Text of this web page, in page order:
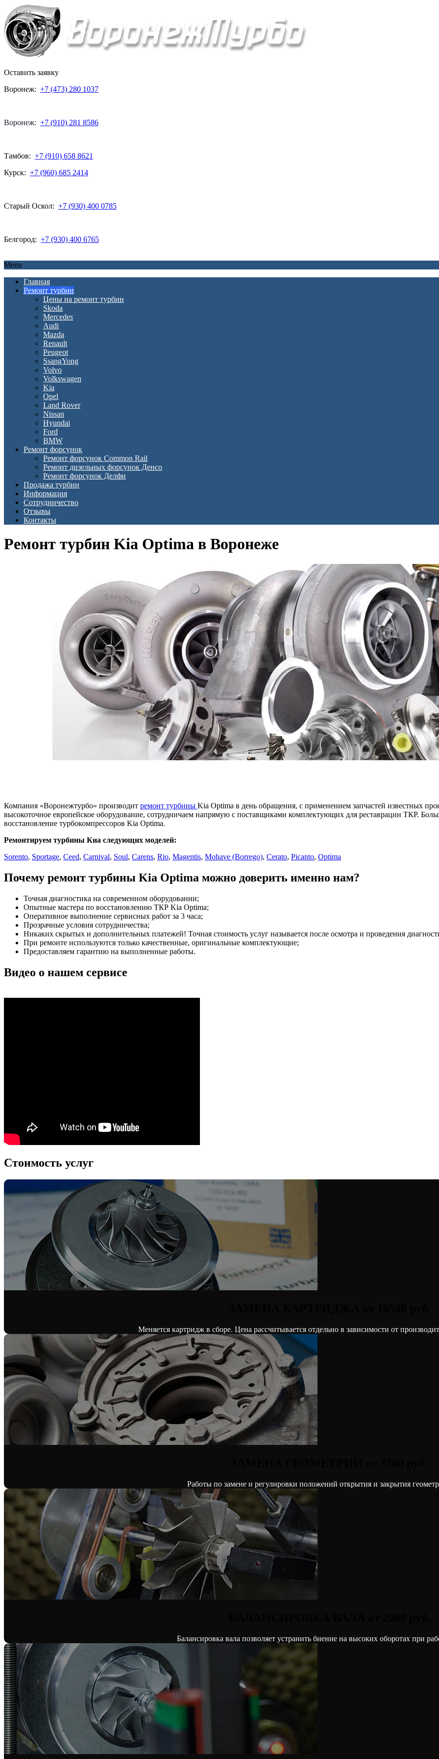
Оставить заявку
Воронеж: +7 (473) 280 1037
Воронеж: +7 (910) 281 8586
Тамбов: +7 (910) 658 8621
Курск: +7 (960) 685 2414
Старый Оскол: +7 (930) 400 0785
Белгород: +7 (930) 400 6765
Menu
Главная
Ремонт турбин
Цены на ремонт турбин
Skoda
Mercedes
Audi
Mazda
Renault
Peugeot
SsangYong
Volvo
Volkswagen
Kia
Opel
Land Rover
Nissan
Hyundai
Ford
BMW
Ремонт форсунок
Ремонт форсунок Common Rail
Ремонт дизельных форсунок Денсо
Ремонт форсунок Делфи
Продажа турбин
Информация
Сотрудничество
Отзывы
Контакты
Ремонт турбин Kia Optima в Воронеже
Компания «Воронежтурбо» производит ремонт турбины Kia Optima в день обращения, с применением запчастей известных
высокоточное европейское оборудование, сотрудничаем напрямую с поставщиками комплектующих для реставрации ТКР.
восстановление турбокомпрессоров Kia Optima.
Ремонтируем турбины Киа следующих моделей:
Sorento, Sportage, Ceed, Carnival, Soul, Carens, Rio, Magentis, Mohave (Borrego), Cerato, Picanto, Optima
Почему ремонт турбины Kia Optima можно доверить именно нам?
Точная диагностика на современном оборудовании;
Опытные мастера по восстановлению ТКР Kia Optima;
Оперативное выполнение сервисных работ за 3 часа;
Прозрачные условия сотрудничества;
Никаких скрытых и дополнительных платежей! Точная стоимость услуг называется после осмотра и проведения
При ремонте используются только качественные, оригинальные комплектующие;
Предоставляем гарантию на выполненные работы.
Видео о нашем сервисе
Стоимость услуг
Меняется картридж в сборе. Цена рассчитывается отдельно в зависимости от
Работы по замене и регулировки положений открытия и закрытия
Балансировка вала позволяет устранить биение на высоких оборотах при